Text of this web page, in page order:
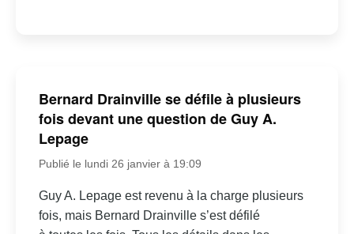
Bernard Drainville se défile à plusieurs
fois devant une question de Guy A.
Lepage
Publié le lundi 26 janvier à 19:09
Guy A. Lepage est revenu à la charge plusieurs
fois, mais Bernard Drainville s’est défilé